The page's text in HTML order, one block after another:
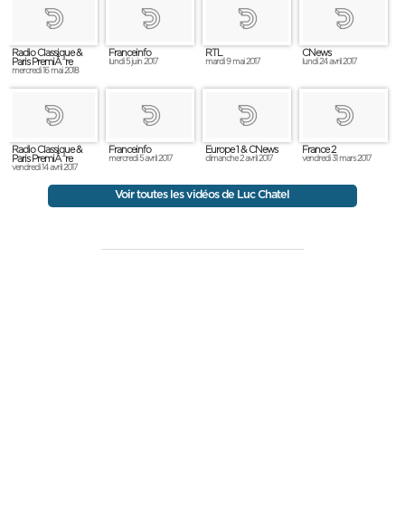
Radio Classique &
Paris PremiÃ¨re
mercredi 16 mai 2018
Franceinfo
lundi 5 juin 2017
RTL
mardi 9 mai 2017
CNews
lundi 24 avril 2017
Radio Classique &
Paris PremiÃ¨re
vendredi 14 avril 2017
Franceinfo
mercredi 5 avril 2017
Europe 1 & CNews
dimanche 2 avril 2017
France 2
vendredi 31 mars 2017
Voir toutes les vidéos de Luc Chatel